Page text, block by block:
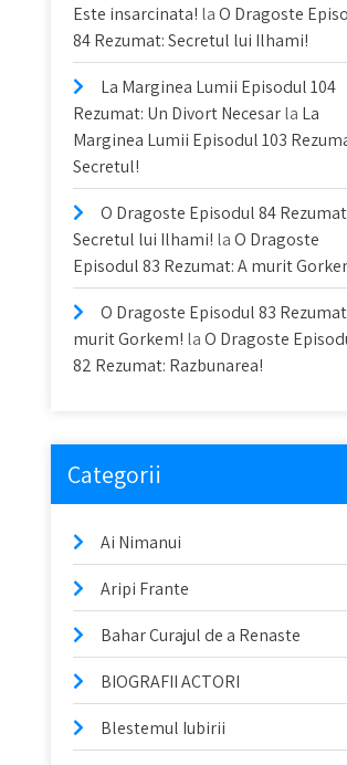
Este insarcinata! laO Dragoste
84 Rezumat: Secretul lui Ilhami!
La Marginea Lumii Episodul 104
Rezumat: Un Divort Necesarla La
Marginea Lumii Episodul 103
Secretul!
O Dragoste Episodul 84
Secretul lui Ilhami! laO Dragoste
Episodul 83 Rezumat: A murit
O Dragoste Episodul 83
murit Gorkem! laO Dragoste
82 Rezumat: Razbunarea!
Categorii
Ai Nimanui
Aripi Frante
Bahar Curajul de a Renaste
BIOGRAFII ACTORI
Blestemul Iubirii